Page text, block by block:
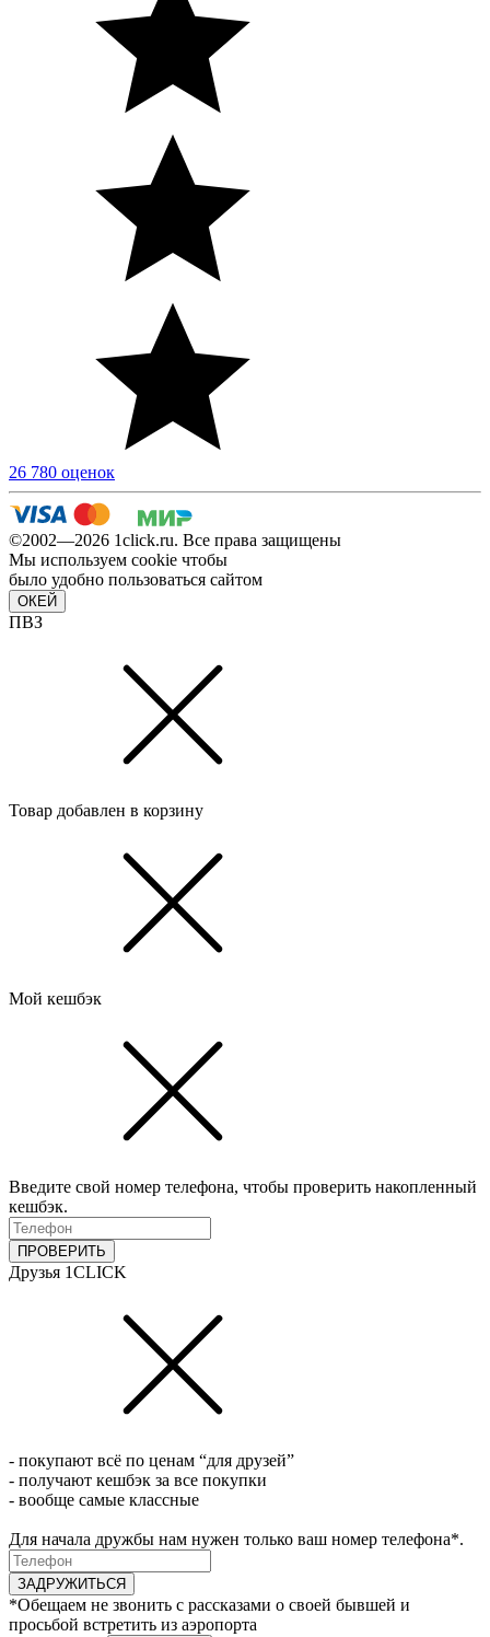
26 780 оценок
©2002—2026 1сlick.ru. Все права защищены
Мы используем cookie чтобы
было удобно пользоваться сайтом
ОКЕЙ
ПВЗ
Товар добавлен в корзину
Мой кешбэк
Введите свой номер телефона, чтобы проверить накопленный
кешбэк.
ПРОВЕРИТЬ
Друзья 1CLICK
- покупают всё по ценам “для друзей”
- получают кешбэк за все покупки
- вообще самые классные
Для начала дружбы нам нужен только ваш номер телефона*.
ЗАДРУЖИТЬСЯ
*Обещаем не звонить с рассказами о своей бывшей и
просьбой встретить из аэропорта